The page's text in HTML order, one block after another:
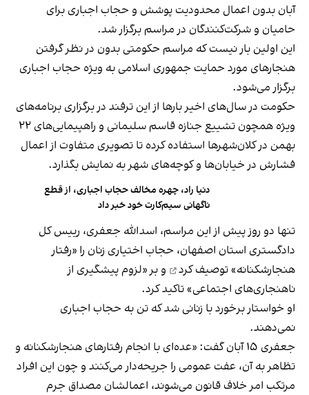
آبان بدون اعمال محدودیت پوشش و حجاب اجباری برای
حامیان و شرکت‌کنندگان در مراسم برگزار شد.
این اولین بار نیست که مراسم‌ حکومتی بدون در نظر گرفتن
هنجارهای مورد حمایت جمهوری اسلامی به ویژه حجاب اجباری
برگزار می‌شود.
حکومت در سال‌های اخیر بارها از این ترفند در برگزاری برنامه‌های
ویژه همچون تشییع جنازه قاسم سلیمانی و راهپیمایی‌های ۲۲
بهمن‌ در کلان‌شهر‌ها استفاده کرده تا تصویری متفاوت از اعمال
فشارش در خیابان‌ها و کوچه‌های شهر به نمایش بگذارد.
دنیا راد، چهره مخالف حجاب اجباری، از قطع
ناگهانی سیم‌کارت خود خبر داد
تنها دو روز پیش از این مراسم، اسدالله جعفری، رییس کل
دادگستری استان اصفهان، حجاب اختیاری زنان را «رفتار
هنجارشکنانه»توصیف کرد
و بر «لزوم پیشگیری از
ناهنجاری‌های اجتماعی» تاکید کرد.
او خواستار برخورد با زنانی شد که تن به حجاب اجباری
نمی‌دهند.
جعفری ۱۵ آبان گفت: «عده‌ای با انجام رفتارهای هنجارشکنانه و
تظاهر به آن، عفت عمومی را جریحه‌دار می‌کنند و چون این افراد
مرتکب امر خلاف قانون می‌شوند، اعمالشان مصداق جرم